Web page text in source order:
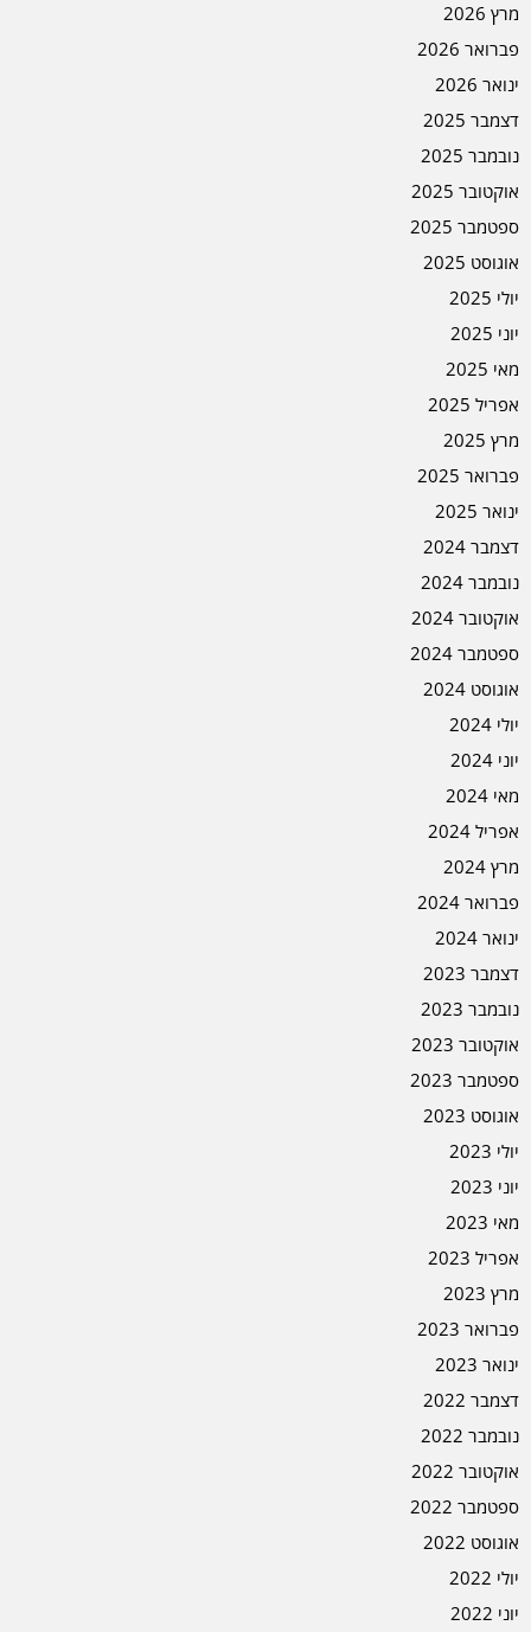
מרץ 2026
פברואר 2026
ינואר 2026
דצמבר 2025
נובמבר 2025
אוקטובר 2025
ספטמבר 2025
אוגוסט 2025
יולי 2025
יוני 2025
מאי 2025
אפריל 2025
מרץ 2025
פברואר 2025
ינואר 2025
דצמבר 2024
נובמבר 2024
אוקטובר 2024
ספטמבר 2024
אוגוסט 2024
יולי 2024
יוני 2024
מאי 2024
אפריל 2024
מרץ 2024
פברואר 2024
ינואר 2024
דצמבר 2023
נובמבר 2023
אוקטובר 2023
ספטמבר 2023
אוגוסט 2023
יולי 2023
יוני 2023
מאי 2023
אפריל 2023
מרץ 2023
פברואר 2023
ינואר 2023
דצמבר 2022
נובמבר 2022
אוקטובר 2022
ספטמבר 2022
אוגוסט 2022
יולי 2022
יוני 2022